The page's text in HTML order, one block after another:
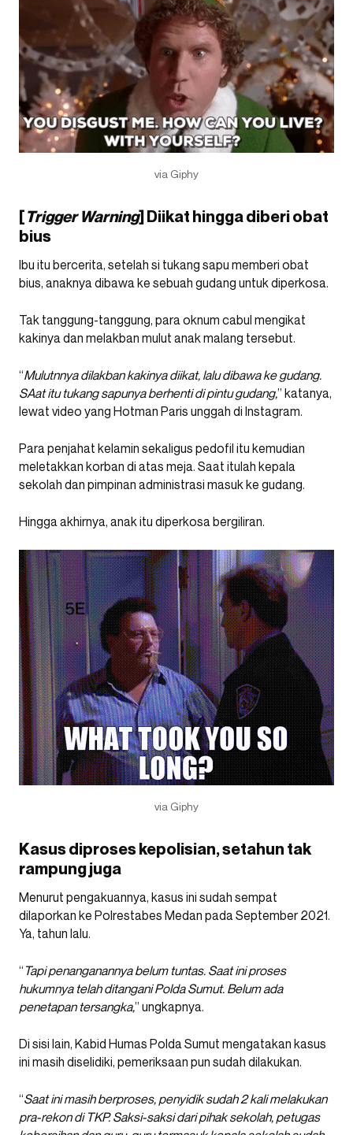
via Giphy
[Trigger Warning] Diikat hingga diberi obat
bius
Ibu itu bercerita, setelah si tukang sapu memberi obat
bius, anaknya dibawa ke sebuah gudang untuk diperkosa.
Tak tanggung-tanggung, para oknum cabul mengikat
kakinya dan melakban mulut anak malang tersebut.
“Mulutnnya dilakban kakinya diikat, lalu dibawa ke gudang.
SAat itu tukang sapunya berhenti di pintu gudang,” katanya,
lewat video yang Hotman Paris unggah di Instagram.
Para penjahat kelamin sekaligus pedofil itu kemudian
meletakkan korban di atas meja. Saat itulah kepala
sekolah dan pimpinan administrasi masuk ke gudang.
Hingga akhirnya, anak itu diperkosa bergiliran.
via Giphy
Kasus diproses kepolisian, setahun tak
rampung juga
Menurut pengakuannya, kasus ini sudah sempat
dilaporkan ke Polrestabes Medan pada September 2021.
Ya, tahun lalu.
“ Tapi penanganannya belum tuntas. Saat ini proses
hukumnya telah ditangani Polda Sumut. Belum ada
penetapan tersangka,” ungkapnya.
Di sisi lain, Kabid Humas Polda Sumut mengatakan kasus
ini masih diselidiki, pemeriksaan pun sudah dilakukan.
“Saat ini masih berproses, penyidik sudah 2 kali melakukan
pra-rekon di TKP. Saksi-saksi dari pihak sekolah, petugas